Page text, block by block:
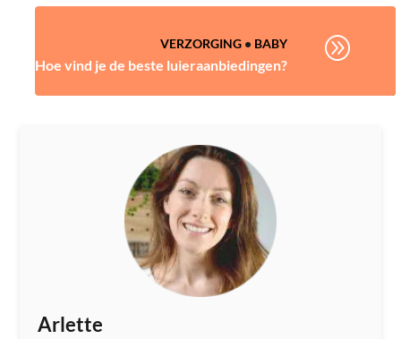
VERZORGING• BABY
Hoe vind je de beste luieraanbiedingen?
A
Arlette